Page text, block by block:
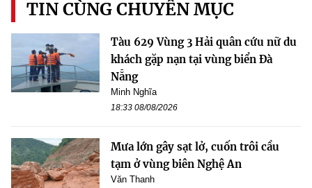
TIN CÙNG CHUYÊN MỤC
Tàu 629 Vùng 3 Hải quân cứu nữ du
khách gặp nạn tại vùng biển Đà
Nẵng
Minh Nghĩa
18:33 08/08/2026
Mưa lớn gây sạt lở, cuốn trôi cầu
tạm ở vùng biên Nghệ An
Văn Thanh